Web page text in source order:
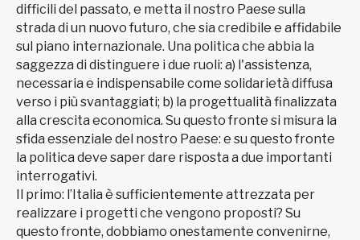
difficili del passato, e metta il nostro Paese sulla
strada di un nuovo futuro, che sia credibile e affidabile
sul piano internazionale. Una politica che abbia la
saggezza di distinguere i due ruoli: a) l'assistenza,
necessaria e indispensabile come solidarietà diffusa
verso i più svantaggiati; b) la progettualità finalizzata
alla crescita economica. Su questo fronte si misura la
sfida essenziale del nostro Paese: e su questo fronte
la politica deve saper dare risposta a due importanti
interrogativi.
Il primo: l’Italia è sufficientemente attrezzata per
realizzare i progetti che vengono proposti? Su
questo fronte, dobbiamo onestamente convenirne,